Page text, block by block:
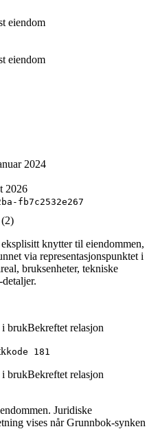
eiendom
eiendom
2024
2026
fb7c2532e267
2)
knytter til eiendommen,
via representasjonspunktet i
bruksenheter, tekniske
i brukBekreftet relasjon
kode 181
i brukBekreftet relasjon
Juridiske
vises når Grunnbok-synken